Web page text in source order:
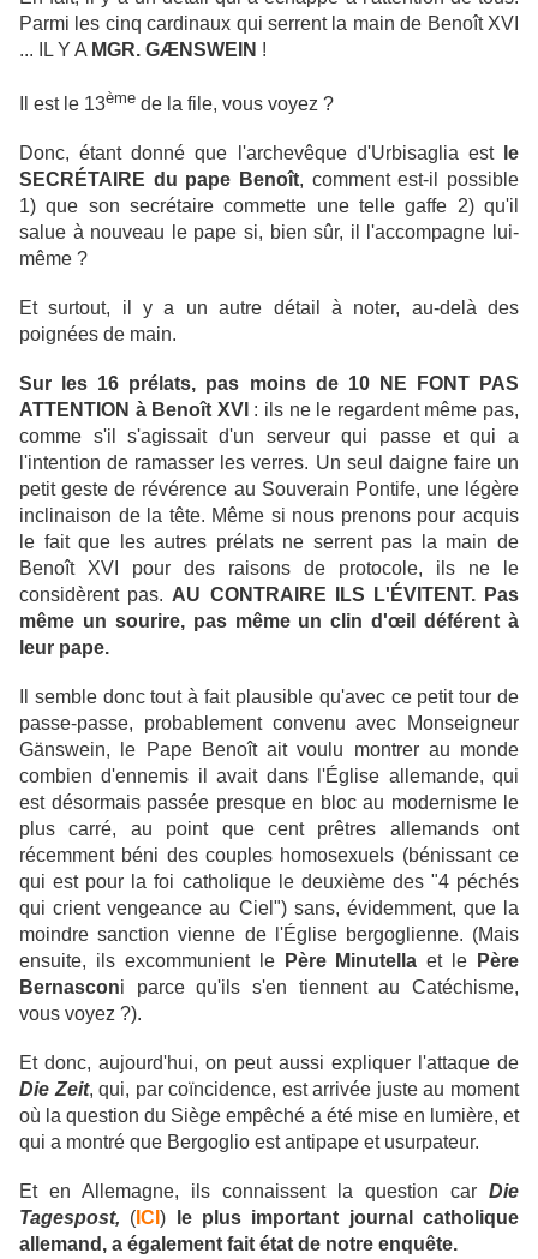
Parmi les cinq cardinaux qui serrent la main de Benoît XVI
... IL Y A MGR. GÆNSWEIN !
Il est le 13ème de la file, vous voyez ?
Donc, étant donné que l'archevêque d'Urbisaglia est
le
SECRÉTAIRE du pape Benoît, comment est-il possible
1) que son secrétaire commette une telle gaffe 2) qu'il
salue à nouveau le pape si, bien sûr, il l'accompagne lui-
même ?
Et surtout, il y a un autre détail à noter, au-delà des
poignées de main.
Sur les 16 prélats, pas moins de 10 NE FONT PAS
ATTENTION à Benoît XVI : ils ne le regardent même pas,
comme s'il s'agissait d'un serveur qui passe et qui a
l'intention de ramasser les verres. Un seul daigne faire un
petit geste de révérence au Souverain Pontife, une légère
inclinaison de la tête. Même si nous prenons pour acquis
le fait que les autres prélats ne serrent pas la main de
Benoît XVI pour des raisons de protocole, ils ne le
considèrent pas. AU CONTRAIRE ILS L'ÉVITENT. Pas
même un sourire, pas même un clin d'œil déférent à
leur pape.
Il semble donc tout à fait plausible qu'avec ce petit tour de
passe-passe, probablement convenu avec Monseigneur
Gänswein, le Pape Benoît ait voulu montrer au monde
combien d'ennemis il avait dans l'Église allemande, qui
est désormais passée presque en bloc au modernisme le
plus carré, au point que cent prêtres allemands ont
récemment béni des couples homosexuels (bénissant ce
qui est pour la foi catholique le deuxième des "4 péchés
qui crient vengeance au Ciel") sans, évidemment, que la
moindre sanction vienne de l'Église bergoglienne. (Mais
ensuite, ils excommunient le
Père Minutella et le
Père
Bernasconi parce qu'ils s'en tiennent au Catéchisme,
vous voyez ?).
Et donc, aujourd'hui, on peut aussi expliquer l'attaque de
Die Zeit, qui, par coïncidence, est arrivée juste au moment
où la question du Siège empêché a été mise en lumière, et
qui a montré que Bergoglio est antipape et usurpateur.
Et en Allemagne, ils connaissent la question car Die
Tagespost, ( ICI)
le plus important journal catholique
allemand, a également fait état de notre enquête.